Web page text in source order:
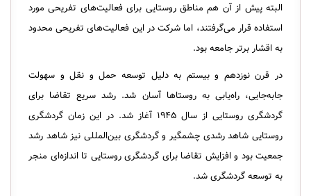
البته پیش از آن هم مناطق روستایی برای فعالیت‌های تفریحی مورد
استفاده قرار می‌گرفتند، اما شرکت در این فعالیت‌های تفریحی محدود
به اقشار برتر جامعه بود.
در قرن نوزدهم و بیستم به دلیل توسعه حمل و نقل و سهولت
جابه‌جایی، راه‌یابی به روستاها آسان شد. رشد سریع تقاضا برای
گردشگری روستایی از سال ۱۹۴۵ آغاز شد. در این زمان گردشگری
روستایی شاهد رشدی چشمگیر و گردشگری بین‌المللی نیز شاهد رشد
جمعیت بود و افزایش تقاضا برای گردشگری روستایی تا اندازه‌ای منجر
به توسعه گردشگری شد.